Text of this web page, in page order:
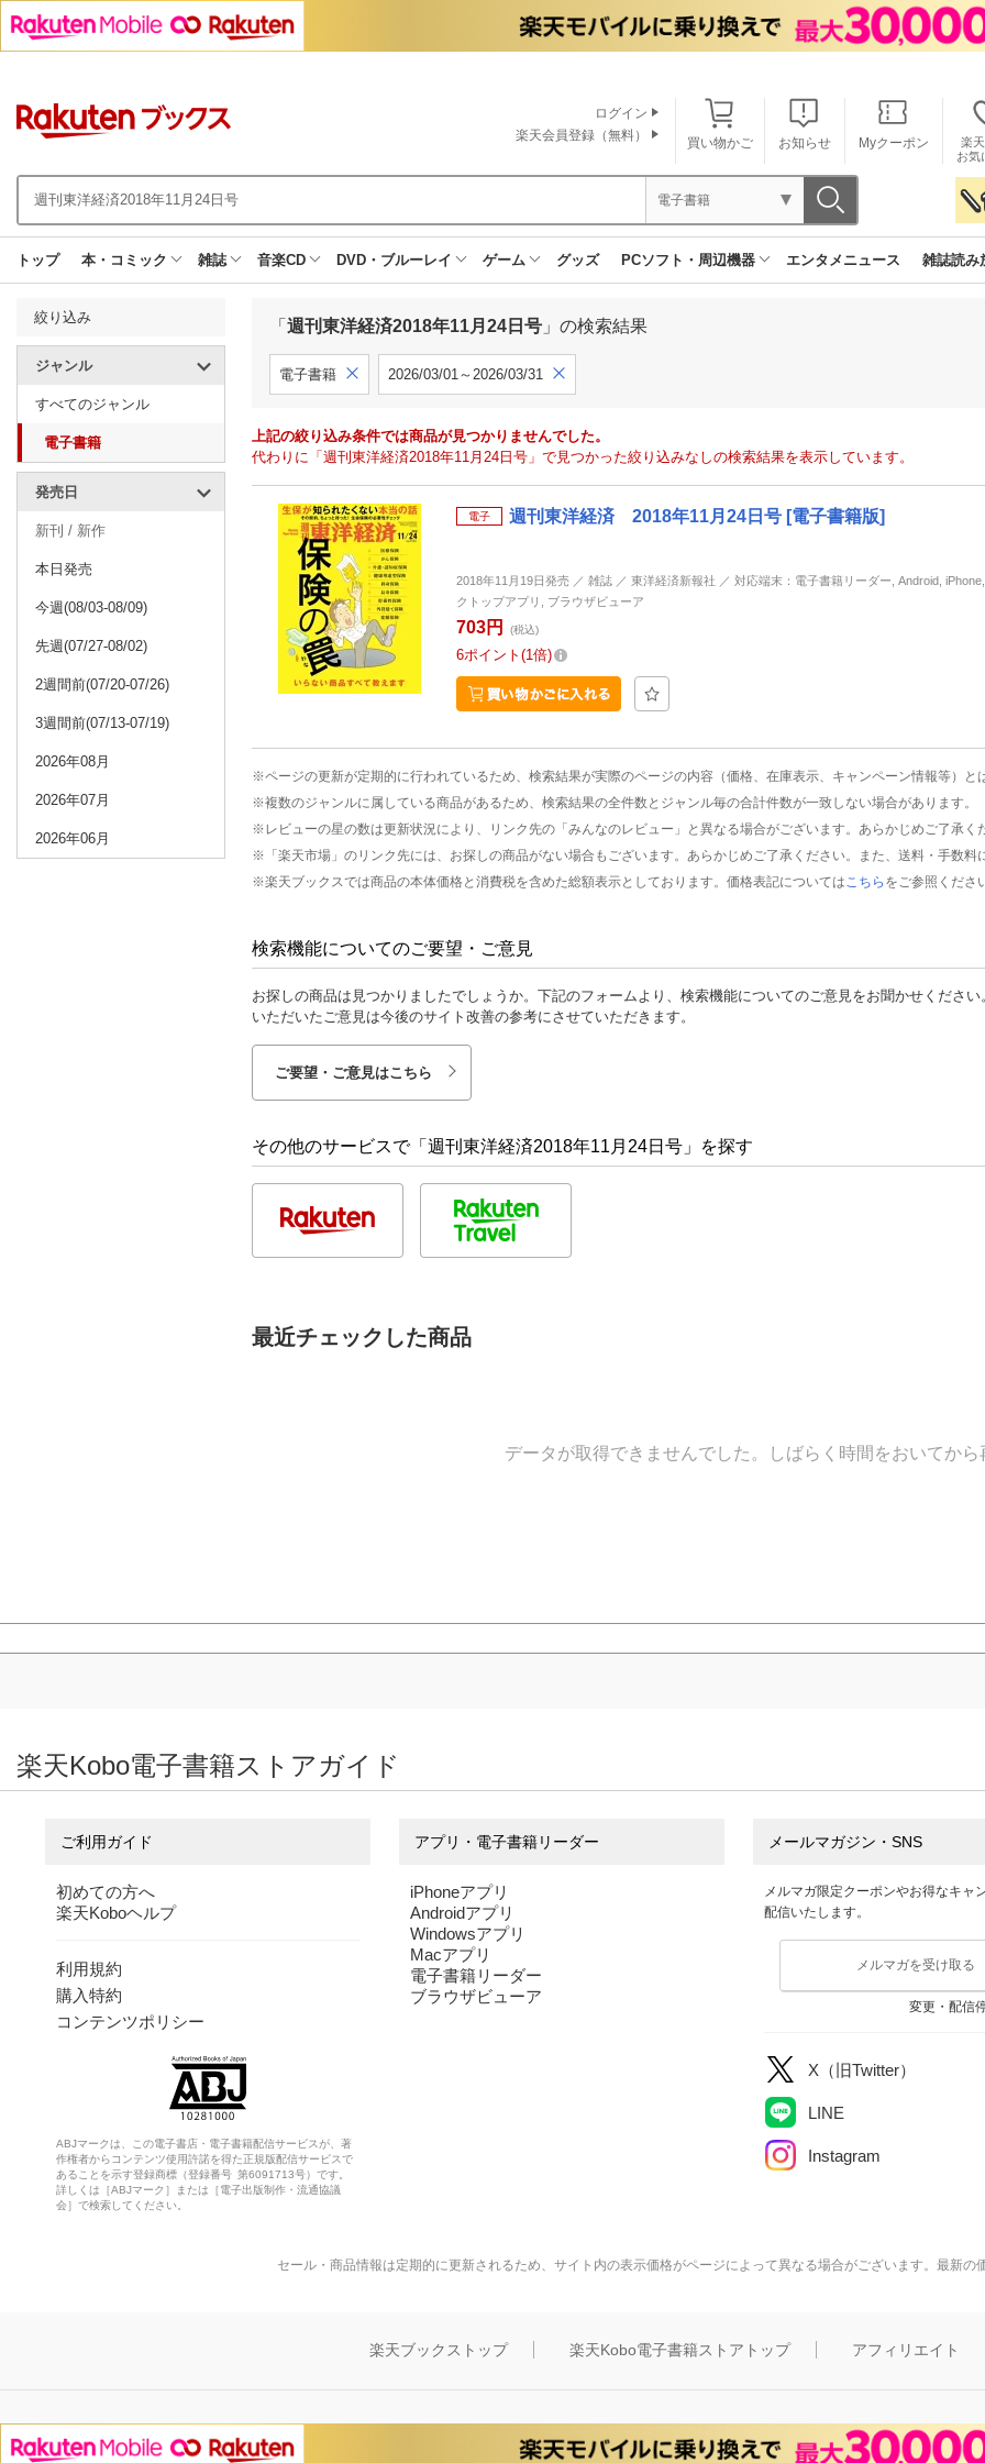
買い物かご お知らせ Myクーポン
楽
お気
ログイン
楽天会員登録（無料）
電子書籍
トップ 本・コミック 雑誌 音楽CD DVD・ブルーレイ ゲーム グッズ PCソフト・周辺機器 エンタメニュース 雑誌読み
絞り込み
ジャンル
すべてのジャンル
電子書籍
発売日
新刊 / 新作
本日発売
今週(08/03-08/09)
先週(07/27-08/02)
2週間前(07/20-07/26)
3週間前(07/13-07/19)
2026年08月
2026年07月
2026年06月
「 週刊東洋経済2018年11月24日号 」の検索結果
電子書籍 2026/03/01～2026/03/31
上記の絞り込み条件では商品が見つかりませんでした。
代わりに「週刊東洋経済2018年11月24日号」で見つかった絞り込みなしの検索結果を表示しています。
電子 週刊東洋経済 2018年11月24日号 [電子書籍版]
2018年11月19日発売 ／ 雑誌 ／ 東洋経済新報社 ／ 対応端末：電子書籍リーダー, Android,
クトップアプリ, ブラウザビューア
703円 (税込)
6ポイント 1倍
※ページの更新が定期的に行われているため、検索結果が実際のページの内容（価格、在庫表示、キャンペーン情報等）と
※複数のジャンルに属している商品があるため、検索結果の全件数とジャンル毎の合計件数が一致しない場合があります。
※レビューの星の数は更新状況により、リンク先の「みんなのレビュー」と異なる場合がございます。あらかじめご了承く
※「楽天市場」のリンク先には、お探しの商品がない場合もございます。あらかじめご了承ください。また、送料・手数料
※楽天ブックスでは商品の本体価格と消費税を含めた総額表示としております。価格表記については こちら をご参照くださ
検索機能についてのご要望・ご意見
お探しの商品は見つかりましたでしょうか。下記のフォームより、検索機能についてのご意見をお聞かせください
いただいたご意見は今後のサイト改善の参考にさせていただきます。
ご要望・ご意見はこちら
その他のサービスで「週刊東洋経済2018年11月24日号」を探す
最近チェックした商品
データが取得できませんでした。しばらく時間をおいてから
楽天Kobo電子書籍ストアガイド
ご利用ガイド
初めての方へ
楽天Koboヘルプ
利用規約
購入特約
コンテンツポリシー
ABJマークは、この電子書店・電子書籍配信サービスが、著
作権者からコンテンツ使用許諾を得た正規版配信サービスで
あることを示す登録商標（登録番号 第6091713号）です。
詳しくは［ABJマーク］または［電子出版制作・流通協議
会］で検索してください。
アプリ・電子書籍リーダー
iPhoneアプリ
Androidアプリ
Windowsアプリ
Macアプリ
電子書籍リーダー
ブラウザビューア
メールマガジン・SNS
メルマガ限定クーポンやお得なキャ
配信いたします。
メルマガを受け取る
変更・配信
X（旧Twitter）
LINE
Instagram
セール・商品情報は定期的に更新されるため、サイト内の表示価格がページによって異なる場合がございます。最新の
楽天ブックストップ 楽天Kobo電子書籍ストアトップ アフィリエイト